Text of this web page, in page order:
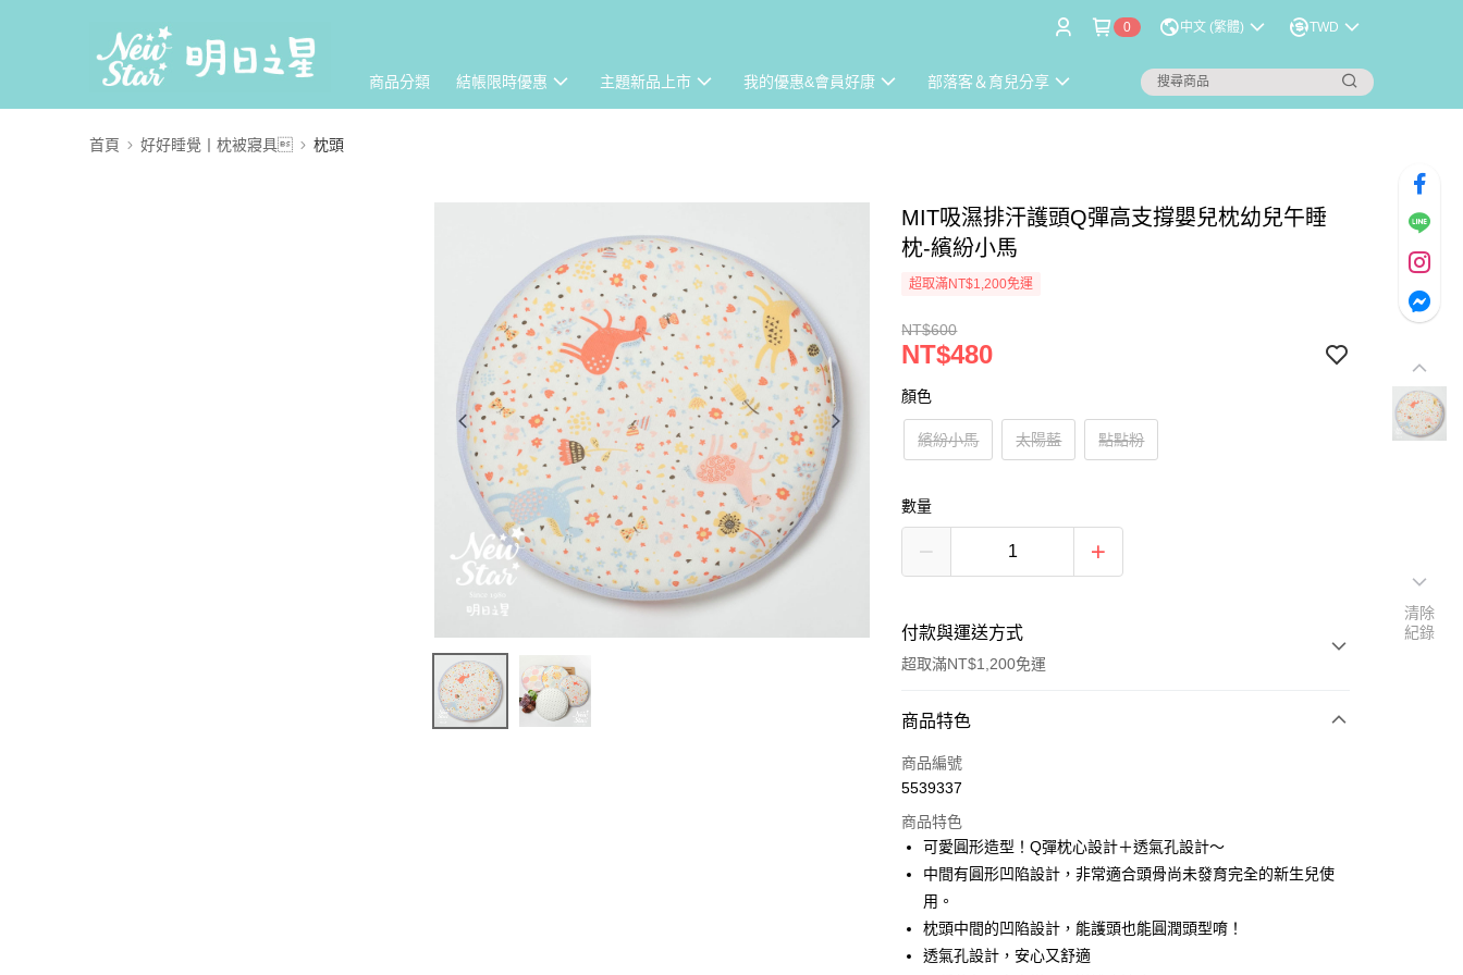
0 中文 (繁體) TWD
商品分類 結帳限時優惠 主題新品上市 我的優惠&會員好康 部落客＆育兒分享
首頁 好好睡覺丨枕被寢具 枕頭
MIT吸濕排汗護頭Q彈高支撐嬰兒枕幼兒午睡
枕-繽紛小馬
超取滿NT$1,200免運
NT$600
NT$480
顏色
繽紛小馬 太陽藍 點點粉
數量
付款與運送方式
超取滿NT$1,200免運
付款方式
信用卡一次付款
LINE Pay
Apple Pay
ATM付款
商品特色
商品編號
5539337
商品特色
可愛圓形造型！Q彈枕心設計＋透氣孔設計～
中間有圓形凹陷設計，非常適合頭骨尚未發育完全的新生兒使
用。
枕頭中間的凹陷設計，能護頭也能圓潤頭型唷！
透氣孔設計，安心又舒適
清除
紀錄